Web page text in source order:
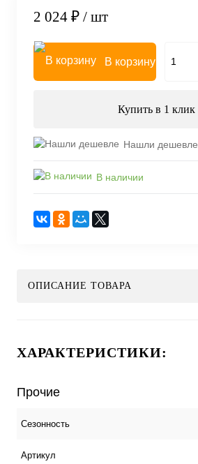
2 024 ₽ / шт
В корзину
Купить в 1 клик
Нашли дешевле
В наличии
ОПИСАНИЕ ТОВАРА
ХАРАКТЕРИСТИКИ:
Прочие
Сезонность
Артикул